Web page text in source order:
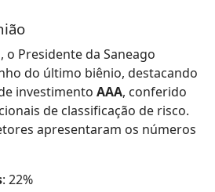
Presidente da Saneago
do último biênio, destacando
investimento AAA, conferido
de classificação de risco.
apresentaram os números
: 22%